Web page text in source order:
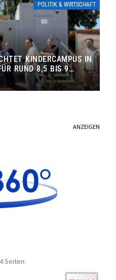
POLITIK & WIRTSCHAFT
KINDERCAMPUS IN
RUND 8,5 BIS 9
ANZEIGEN
Seiten: